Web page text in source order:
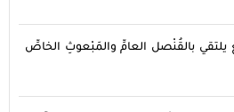
يلتقي بالقُنْصل العامِّ والمَبْعوثِ الخاصِّ